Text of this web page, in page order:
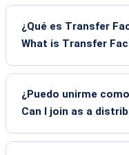
¿Qué es Transfer
What is Transfer
¿Puedo unirme
Can I join as a